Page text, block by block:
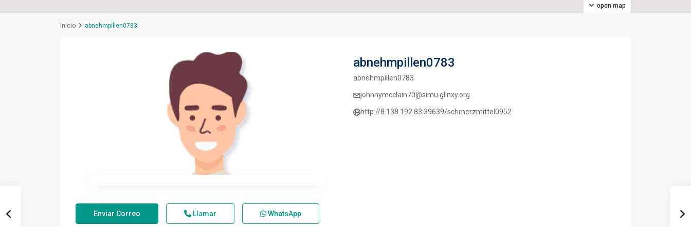
open map
Inicio abnehmpillen0783
abnehmpillen0783
abnehmpillen0783
johnnymcclain70@simu.glinxy.org
http://8.138.192.83:39639/schmerzmittel0952
Enviar Correo Llamar WhatsApp